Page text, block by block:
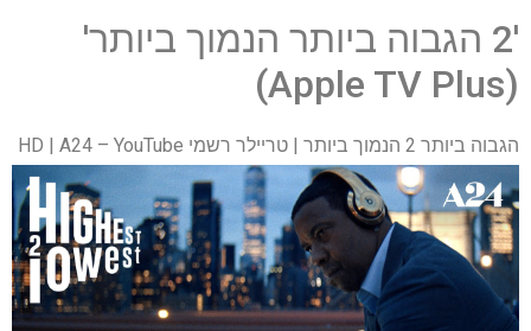
'2 הגבוה ביותר הנמוך ביותר'
(Apple TV Plus)
הגבוה ביותר 2 הנמוך ביותר | טריילר רשמי HD | A24 – YouTube